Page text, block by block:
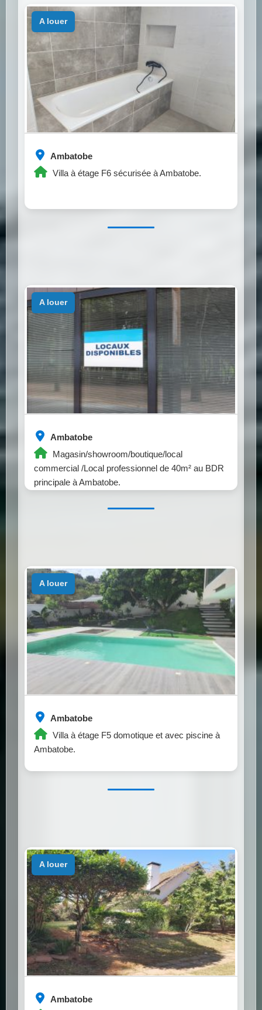
Ambatobe
Villa à étage F6 sécurisée à Ambatobe.
a louer
Ambatobe
Magasin/showroom/boutique/local
commercial /Local professionnel de 40m² au BDR
principale à Ambatobe.
a louer
Ambatobe
Villa à étage F5 domotique et avec piscine à
Ambatobe.
a louer
Ambatobe
a louer